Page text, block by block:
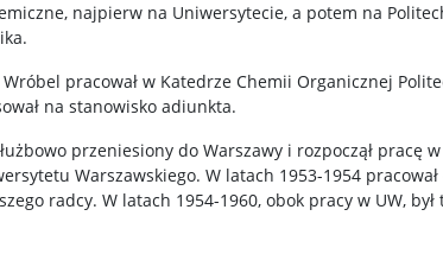
najpierw na Uniwersytecie, a potem na
pracował w Katedrze Chemii Organicznej
na stanowisko adiunkta.
przeniesiony do Warszawy i rozpoczął pracę
Warszawskiego. W latach 1953-1954
radcy. W latach 1954-1960, obok pracy w UW,